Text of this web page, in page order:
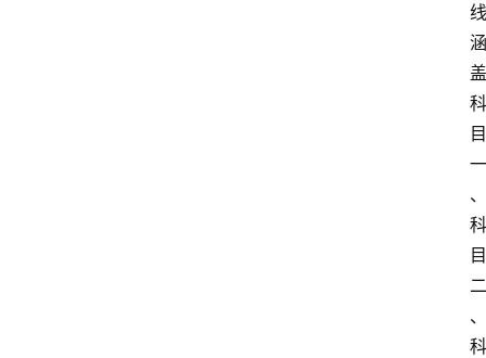
线
涵
盖
科
目
一
、
科
目
二
、
科